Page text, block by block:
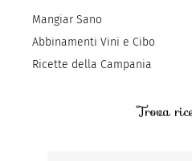
Mangiar Sano
Abbinamenti Vini e Cibo
Ricette della Campania
Trova